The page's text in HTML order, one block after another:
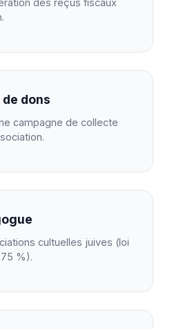
des reçus fiscaux
dons
campagne de collecte
cultuelles juives (loi
75 %).